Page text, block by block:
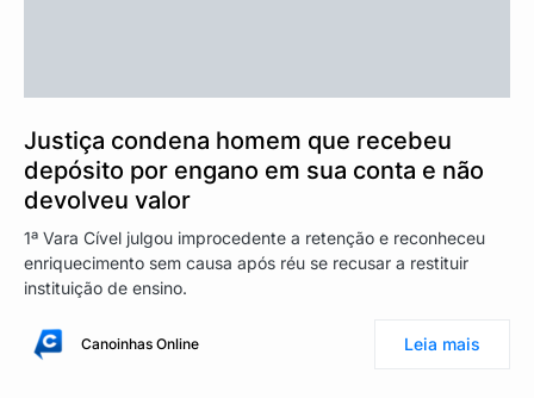
Justiça condena homem que recebeu
depósito por engano em sua conta e não
devolveu valor
1ª Vara Cível julgou improcedente a retenção e reconheceu
enriquecimento sem causa após réu se recusar a restituir
instituição de ensino.
Canoinhas Online Leia mais